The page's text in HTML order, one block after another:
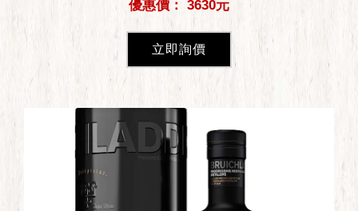
優惠價： 3630元
立即詢價